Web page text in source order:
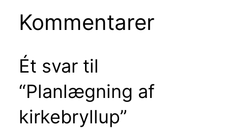
Kommentarer
Ét svar til
“Planlægning af
kirkebryllup”